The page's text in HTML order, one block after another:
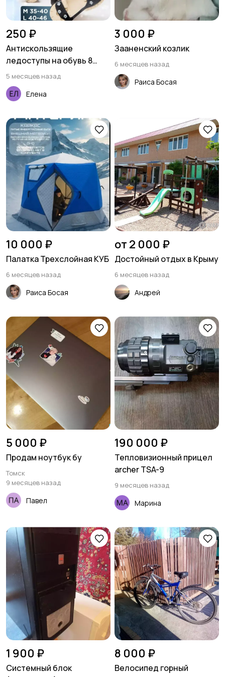
250 ₽
Антискользящие
ледоступы на обувь 8
шипов
5 месяцев назад
Елена
3 000 ₽
Зааненский козлик
6 месяцев назад
Раиса Босая
10 000 ₽
Палатка Трехслойная КУБ
6 месяцев назад
Раиса Босая
от 2 000 ₽
Достойный отдых в Крыму
6 месяцев назад
Андрей
5 000 ₽
Продам ноутбук бу
Томск
9 месяцев назад
Павел
190 000 ₽
Тепловизионный прицел
archer TSA-9
9 месяцев назад
Марина
1 900 ₽
Системный блок
8 000 ₽
Велосипед горный